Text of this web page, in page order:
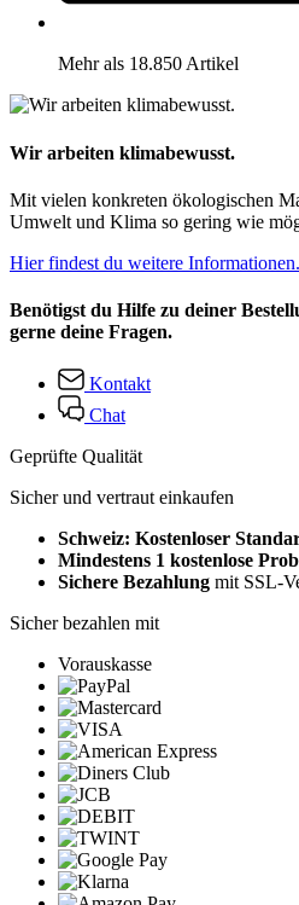
Mehr als 18.850 Artikel
Wir arbeiten klimabewusst.
Mit vielen konkreten ökologischen
Umwelt und Klima so gering wie
Hier findest du weitere Informationen.
Benötigst du Hilfe zu deiner
gerne deine Fragen.
Kontakt
Chat
Geprüfte Qualität
Sicher und vertraut einkaufen
Schweiz: Kostenloser
Mindestens 1 kostenlose
Sichere Bezahlung mit SSL-
Sicher bezahlen mit
Vorauskasse